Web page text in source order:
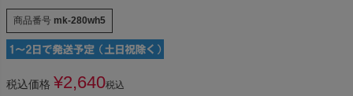
商品番号 mk-280wh5
税込価格 ¥2,640税込